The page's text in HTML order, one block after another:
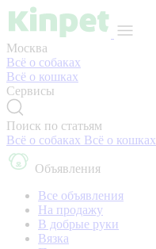
Москва
Всё о собаках
Всё о кошках
Сервисы
Поиск по статьям
Всё о собаках Всё о кошках
Объявления
Все объявления
На продажу
В добрые руки
Вязка